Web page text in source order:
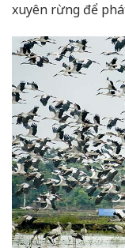
xuyên rừng để